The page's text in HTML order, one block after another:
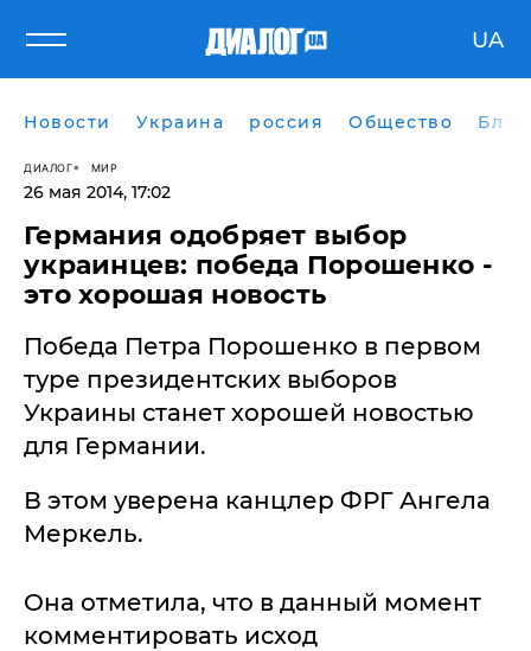
UA
Новости Украина россия Общество
ДИАЛОГ МИР
26 мая 2014, 17:02
Германия одобряет выбор
украинцев: победа Порошенко -
это хорошая новость
Победа Петра Порошенко в первом
туре президентских выборов
Украины станет хорошей новостью
для Германии.
В этом уверена канцлер ФРГ Ангела
Меркель.
Она отметила, что в данный момент
комментировать исход